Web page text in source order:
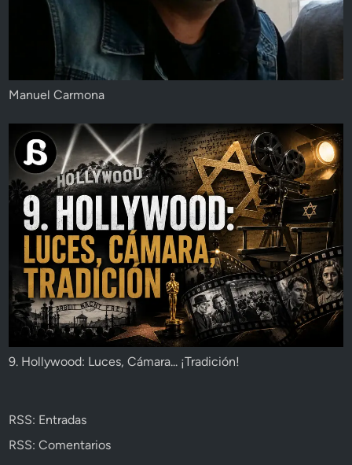
Manuel Carmona
9. Hollywood: Luces, Cámara... ¡Tradición!
RSS: Entradas
RSS: Comentarios